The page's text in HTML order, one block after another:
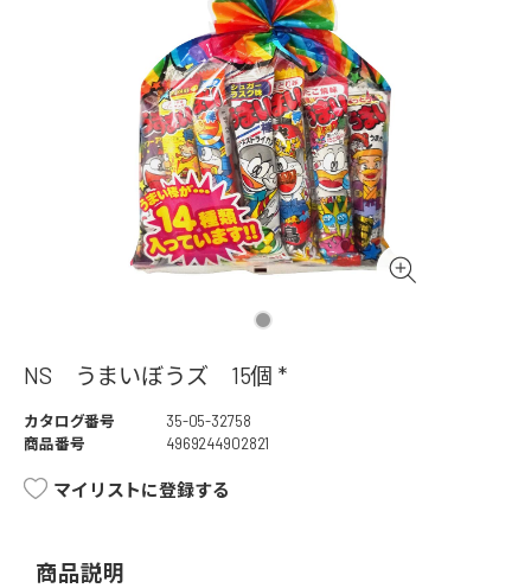
NS うまいぼうズ 15個 *
カタログ番号
35-05-32758
商品番号
4969244902821
マイリストに登録する
商品説明